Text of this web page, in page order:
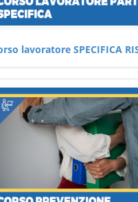
lavoratore SPECIFICA